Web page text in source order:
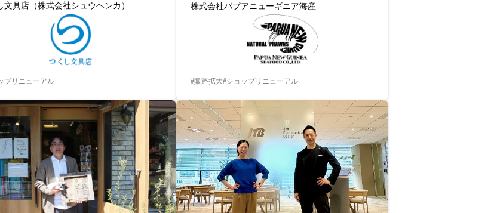
文具店（株式会社シュウヘンカ）
プリニューアル
株式会社パプアニューギニア海産
販路拡大 ショップリニューアル